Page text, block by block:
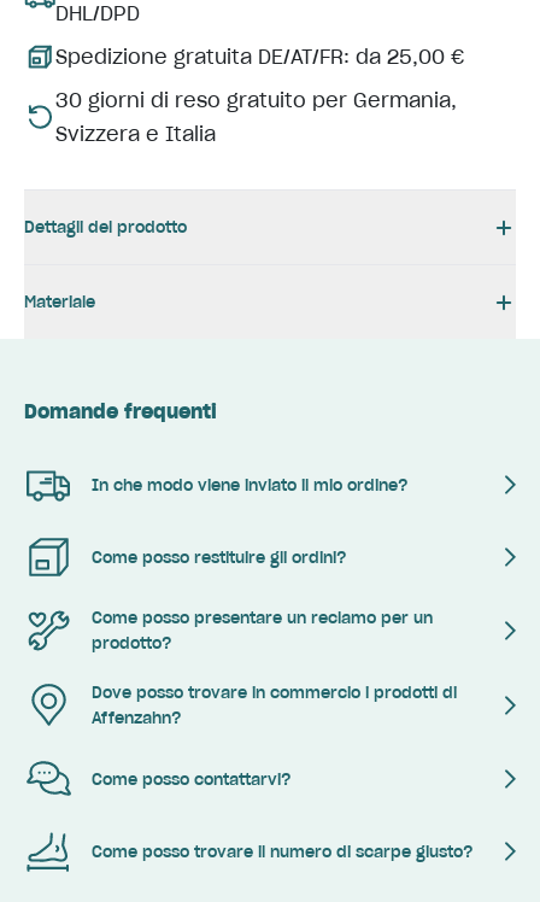
DHL/DPD
Spedizione gratuita DE/AT/FR: da 25,00 €
30 giorni di reso gratuito per Germania,
Svizzera e Italia
Dettagli del prodotto
Materiale
Domande frequenti
In che modo viene inviato il mio ordine?
Come posso restituire gli ordini?
Come posso presentare un reclamo per un
prodotto?
Dove posso trovare in commercio i prodotti di
Affenzahn?
Come posso contattarvi?
Come posso trovare il numero di scarpe giusto?